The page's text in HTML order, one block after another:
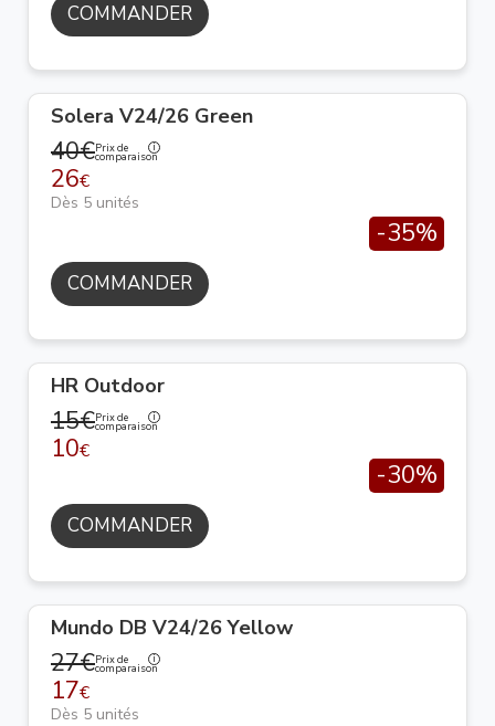
COMMANDER
Solera V24/26 Green
40€Prix de
comparaison
26€
Dès 5 unités
-35%
COMMANDER
HR Outdoor
15€Prix de
comparaison
10€
-30%
COMMANDER
Mundo DB V24/26 Yellow
27€Prix de
comparaison
17€
Dès 5 unités